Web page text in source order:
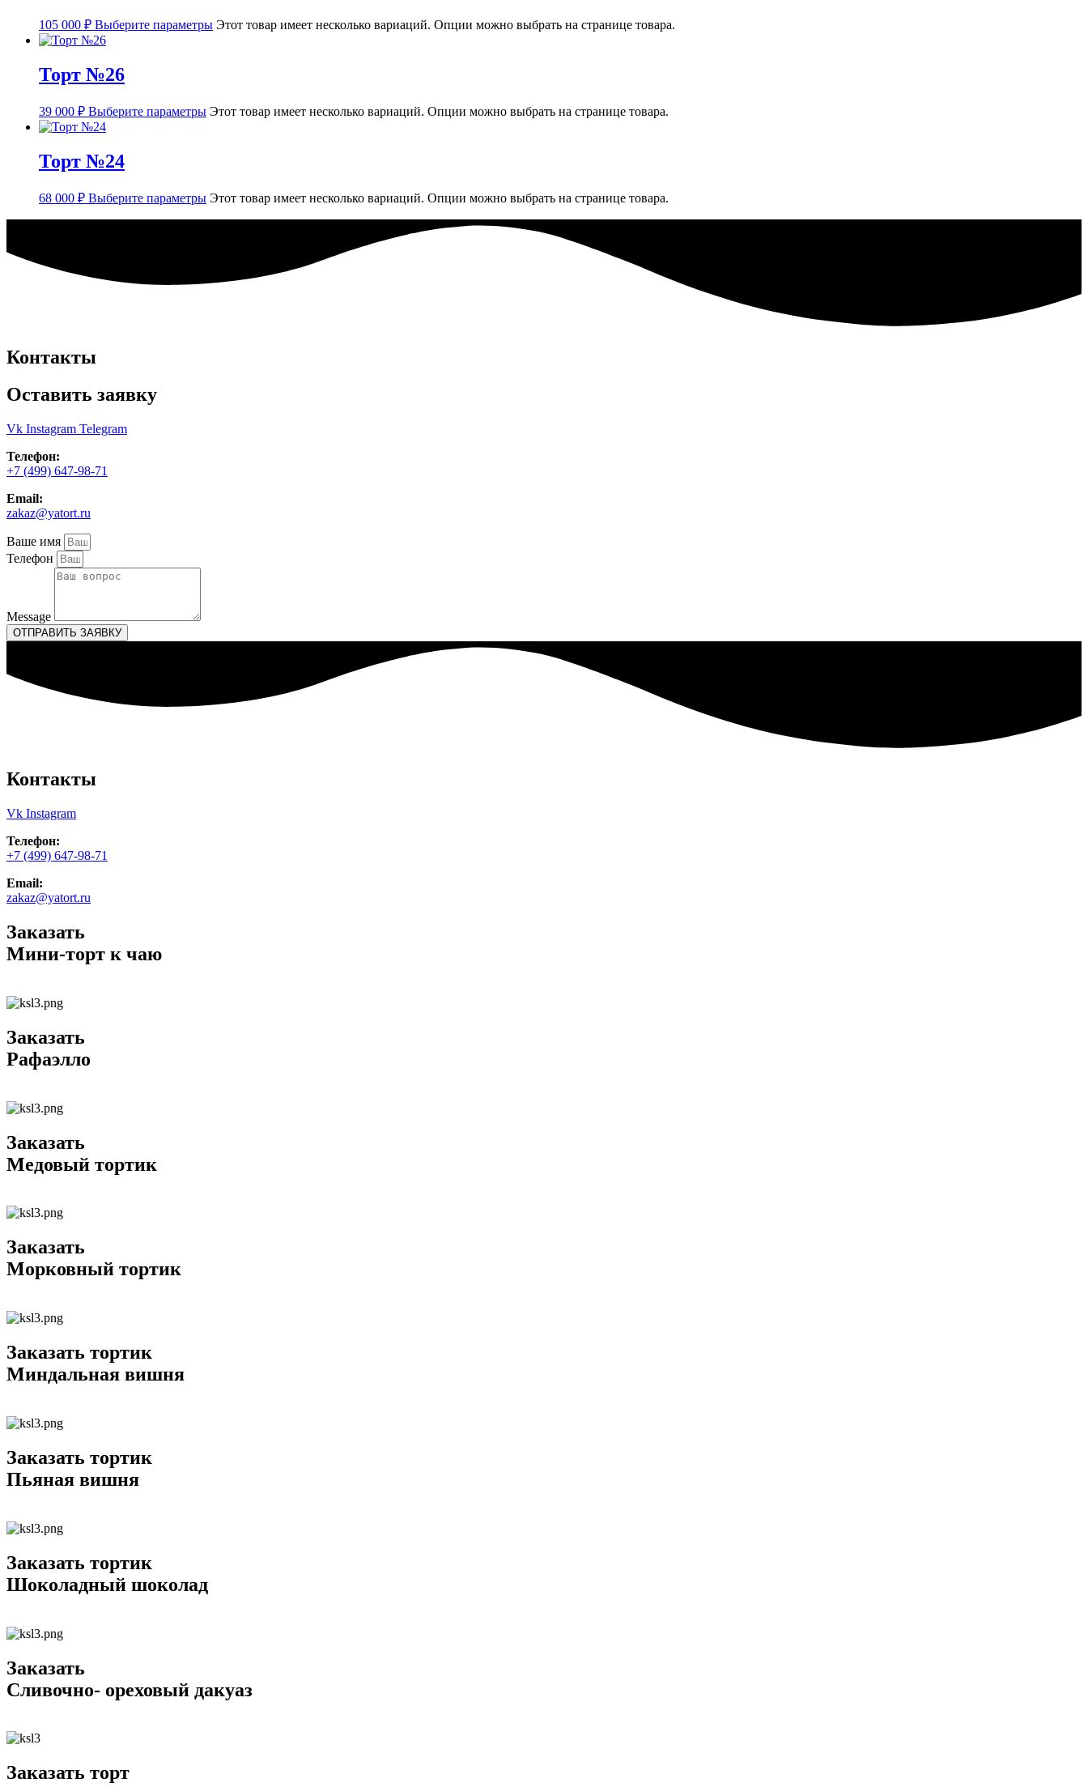
105 000 ₽ Выберите параметры Этот товар имеет несколько вариаций. Опции можно выбрать на странице товара.
Торт №26
39 000 ₽ Выберите параметры Этот товар имеет несколько вариаций. Опции можно выбрать на странице товара.
Торт №24
68 000 ₽ Выберите параметры Этот товар имеет несколько вариаций. Опции можно выбрать на странице товара.
Контакты
Оставить заявку
Vk Instagram Telegram
Телефон:
+7 (499) 647-98-71
Email:
zakaz@yatort.ru
Ваше имя
Телефон
Message
ОТПРАВИТЬ ЗАЯВКУ
Контакты
Vk Instagram
Телефон:
+7 (499) 647-98-71
Email:
zakaz@yatort.ru
Заказать
Мини-торт к чаю
Заказать
Рафаэлло
Заказать
Медовый тортик
Заказать
Морковный тортик
Заказать тортик
Миндальная вишня
Заказать тортик
Пьяная вишня
Заказать тортик
Шоколадный шоколад
Заказать
Сливочно- ореховый дакуаз
Заказать торт